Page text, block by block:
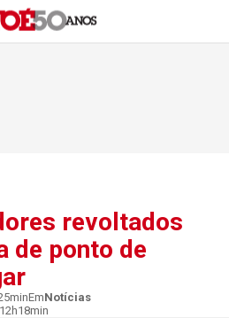
revoltados
de ponto de
EmNotícias